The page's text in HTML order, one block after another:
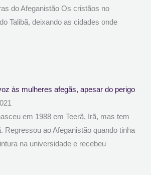
do Afeganistão Os cristãos no
Talibã, deixando as cidades onde
às mulheres afegãs, apesar do perigo
em 1988 em Teerã, Irã, mas tem
Regressou ao Afeganistão quando tinha
na universidade e recebeu